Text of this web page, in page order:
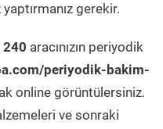
gerekir.
240 aracınızın periyodik
periyodik-bakim-
online görüntülersiniz.
ve sonraki